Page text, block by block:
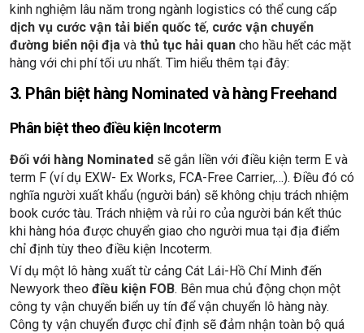
kinh nghiệm lâu năm trong ngành logistics có thể cung cấp
dịch vụ cước vận tải biển quốc tế, cước vận chuyển
đường biển nội địa và thủ tục hải quan cho hầu hết các mặt
hàng với chi phí tối ưu nhất. Tìm hiểu thêm tại đây:
3. Phân biệt hàng Nominated và hàng Freehand
Phân biệt theo điều kiện Incoterm
Đối với hàng Nominated sẽ gắn liền với điều kiện term E và
term F (ví dụ EXW- Ex Works, FCA-Free Carrier,…). Điều đó có
nghĩa người xuất khẩu (người bán) sẽ không chịu trách nhiệm
book cước tàu. Trách nhiệm và rủi ro của người bán kết thúc
khi hàng hóa được chuyển giao cho người mua tại địa điểm
chỉ định tùy theo điều kiện Incoterm.
Ví dụ một lô hàng xuất từ cảng Cát Lái-Hồ Chí Minh đến
Newyork theo điều kiện FOB. Bên mua chủ động chọn một
công ty vận chuyển biển uy tín để vận chuyển lô hàng này.
Công ty vận chuyển được chỉ định sẽ đảm nhận toàn bộ quá